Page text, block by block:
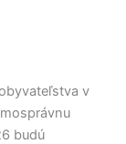
v
budú